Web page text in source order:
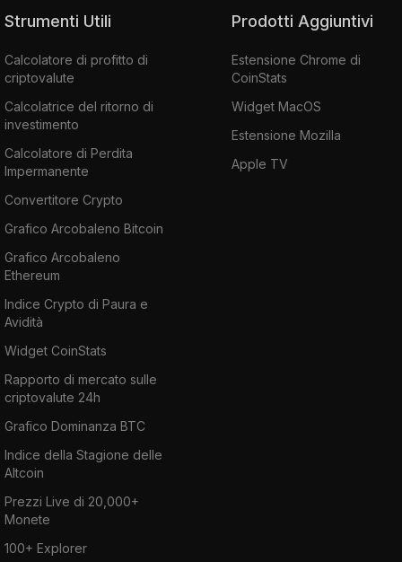
Strumenti Utili
Calcolatore di profitto di
criptovalute
Calcolatrice del ritorno di
investimento
Calcolatore di Perdita
Impermanente
Convertitore Crypto
Grafico Arcobaleno Bitcoin
Grafico Arcobaleno
Ethereum
Indice Crypto di Paura e
Avidità
Widget CoinStats
Rapporto di mercato sulle
criptovalute 24h
Grafico Dominanza BTC
Indice della Stagione delle
Altcoin
Prezzi Live di 20,000+
Monete
100+ Explorer
Prodotti Aggiuntivi
Estensione Chrome di
CoinStats
Widget MacOS
Estensione Mozilla
Apple TV